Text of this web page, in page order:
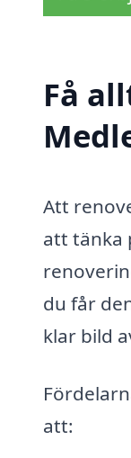
Få
Att
att tänka
du får
klar bild
att: